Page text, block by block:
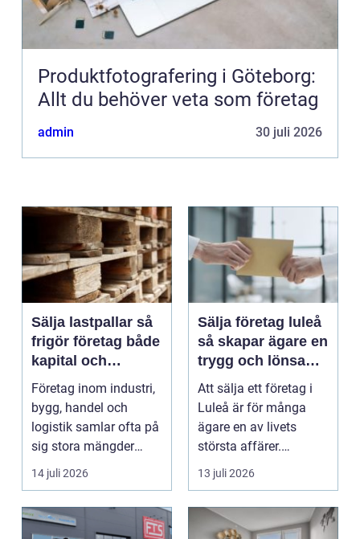
Produktfotografering i Göteborg:
Allt du behöver veta som företag
admin 30 juli 2026
Sälja lastpallar så
frigör företag både
kapital och
lagerutrymme
Företag inom industri,
bygg, handel och
logistik samlar ofta på
sig stora mängder
lastpallar. De tar...
14 juli 2026
Sälja företag luleå
så skapar ägare en
trygg och lönsam
affär
Att sälja ett företag i
Luleå är för många
ägare en av livets
största affärer.
Beslutet rymmer både
13 juli 2026